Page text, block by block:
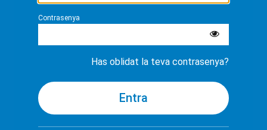
Contrasenya
Has oblidat la teva contrasenya?